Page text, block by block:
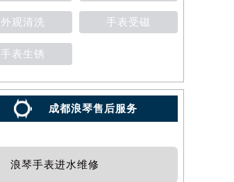
外观清洗 手表受磁
手表生锈
成都浪琴售后服务
浪琴手表进水维修